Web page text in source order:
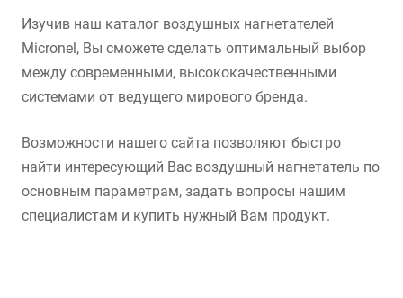
Изучив наш каталог воздушных нагнетателей
Micronel, Вы сможете сделать оптимальный выбор
между современными, высококачественными
системами от ведущего мирового бренда.
Возможности нашего сайта позволяют быстро
найти интересующий Вас воздушный нагнетатель по
основным параметрам, задать вопросы нашим
специалистам и купить нужный Вам продукт.